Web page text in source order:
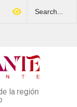
esquema Ponzi con
4 mil afectados
la región